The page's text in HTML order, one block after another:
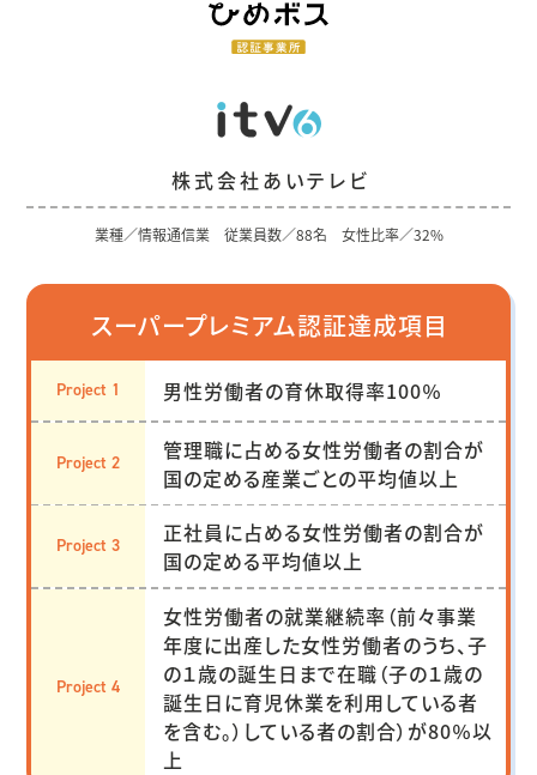
株式会社あいテレビ
業種／情報通信業 従業員数／88名 女性比率／32%
スーパープレミアム認証達成項目
Project 1 男性労働者の育休取得率100％
Project 2
管理職に占める女性労働者の割合が
国の定める産業ごとの平均値以上
Project 3
正社員に占める女性労働者の割合が
国の定める平均値以上
Project 4
女性労働者の就業継続率（前々事業
年度に出産した女性労働者のうち、子
の１歳の誕生日まで在職（子の１歳の
誕生日に育児休業を利用している者
を含む。）している者の割合）が80％以
上